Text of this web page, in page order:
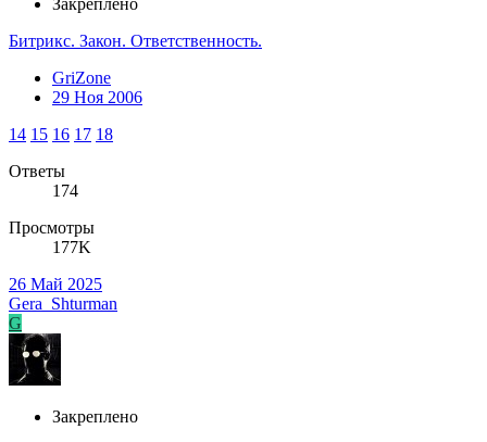
Битрикс. Закон. Ответственность.
GriZone
29 Ноя 2006
14 15 16 17 18
Ответы
174
Просмотры
177K
26 Май 2025
Gera_Shturman
G
Закреплено